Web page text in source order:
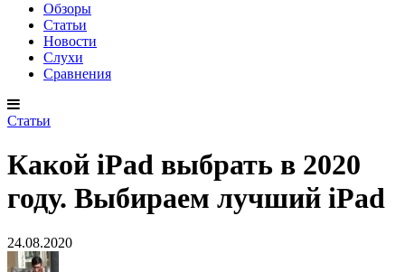
Обзоры
Статьи
Новости
Слухи
Сравнения
Статьи
Какой iPad выбрать в 2020
году. Выбираем лучший iPad
24.08.2020